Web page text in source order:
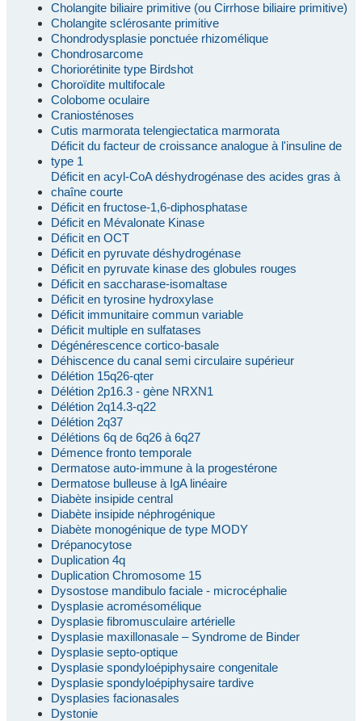
Cholangite biliaire primitive (ou Cirrhose biliaire primitive)
Cholangite sclérosante primitive
Chondrodysplasie ponctuée rhizomélique
Chondrosarcome
Choriorétinite type Birdshot
Choroïdite multifocale
Colobome oculaire
Craniosténoses
Cutis marmorata telengiectatica marmorata
Déficit du facteur de croissance analogue à l'insuline de
type 1
Déficit en acyl-CoA déshydrogénase des acides gras à
chaîne courte
Déficit en fructose-1,6-diphosphatase
Déficit en Mévalonate Kinase
Déficit en OCT
Déficit en pyruvate déshydrogénase
Déficit en pyruvate kinase des globules rouges
Déficit en saccharase-isomaltase
Déficit en tyrosine hydroxylase
Déficit immunitaire commun variable
Déficit multiple en sulfatases
Dégénérescence cortico-basale
Déhiscence du canal semi circulaire supérieur
Délétion 15q26-qter
Délétion 2p16.3 - gène NRXN1
Délétion 2q14.3-q22
Délétion 2q37
Délétions 6q de 6q26 à 6q27
Démence fronto temporale
Dermatose auto-immune à la progestérone
Dermatose bulleuse à IgA linéaire
Diabète insipide central
Diabète insipide néphrogénique
Diabète monogénique de type MODY
Drépanocytose
Duplication 4q
Duplication Chromosome 15
Dysostose mandibulo faciale - microcéphalie
Dysplasie acromésomélique
Dysplasie fibromusculaire artérielle
Dysplasie maxillonasale – Syndrome de Binder
Dysplasie septo-optique
Dysplasie spondyloépiphysaire congenitale
Dysplasie spondyloépiphysaire tardive
Dysplasies facionasales
Dystonie